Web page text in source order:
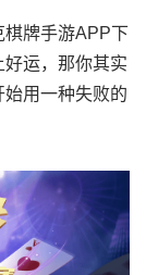
棋牌手游APP下
运，那你其实
用一种失败的